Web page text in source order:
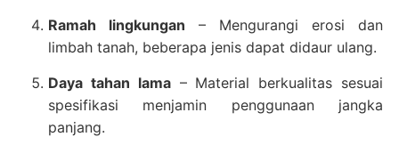
Ramah lingkungan – Mengurangi erosi dan
limbah tanah, beberapa jenis dapat didaur ulang.
Daya tahan lama– Material berkualitas sesuai
spesifikasi menjamin penggunaan jangka
panjang.